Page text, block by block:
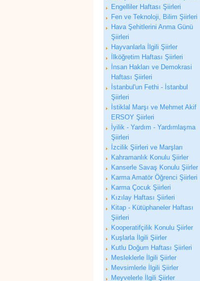
Engelliler Haftası Şiirleri
Fen ve Teknoloji, Bilim Şiirleri
Hava Şehitlerini Anma Günü
Şiirleri
Hayvanlarla İlgili Şiirler
İlköğretim Haftası Şiirleri
İnsan Hakları ve Demokrasi
Haftası Şiirleri
İstanbul'un Fethi - İstanbul
Şiirleri
İstiklal Marşı ve Mehmet Akif
ERSOY Şiirleri
İyilik - Yardım - Yardımlaşma
Şiirleri
İzcilik Şiirleri ve Marşları
Kahramanlık Konulu Şiirler
Kanserle Savaş Konulu Şiirler
Karma Amatör Öğrenci Şiirleri
Karma Çocuk Şiirleri
Kızılay Haftası Şiirleri
Kitap - Kütüphaneler Haftası
Şiirleri
Kooperatifçilik Konulu Şiirler
Kuşlarla İlgili Şiirler
Kutlu Doğum Haftası Şiirleri
Mesleklerle İlgili Şiirler
Mevsimlerle İlgili Şiirler
Meyvelerle İlgili Şiirler